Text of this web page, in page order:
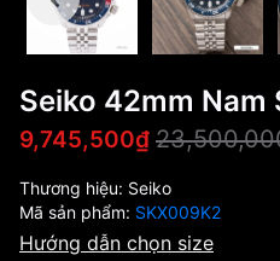
Seiko 42mm Nam
9,745,500₫
Thương hiệu: Seiko
Mã sản phẩm: SKX009K2
Hướng dẫn chọn size